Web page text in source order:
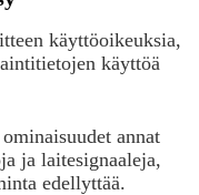
käyttöoikeuksia,
käyttöä
annat
ja laitesignaaleja,
edellyttää.